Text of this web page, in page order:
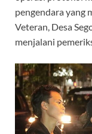
pengendara yang
Veteran, Desa
menjalani